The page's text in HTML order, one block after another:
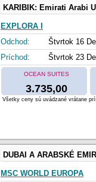
KARIBIK: Emirati Arabi
EXPLORA I
Odchod:
Štvrtok 16
Príchod:
Štvrtok 23
OCEAN SUITES
3.735,00
Všetky ceny sú uvádzané vrátane
DUBAI A ARABSKÉ
MSC WORLD EUROPA